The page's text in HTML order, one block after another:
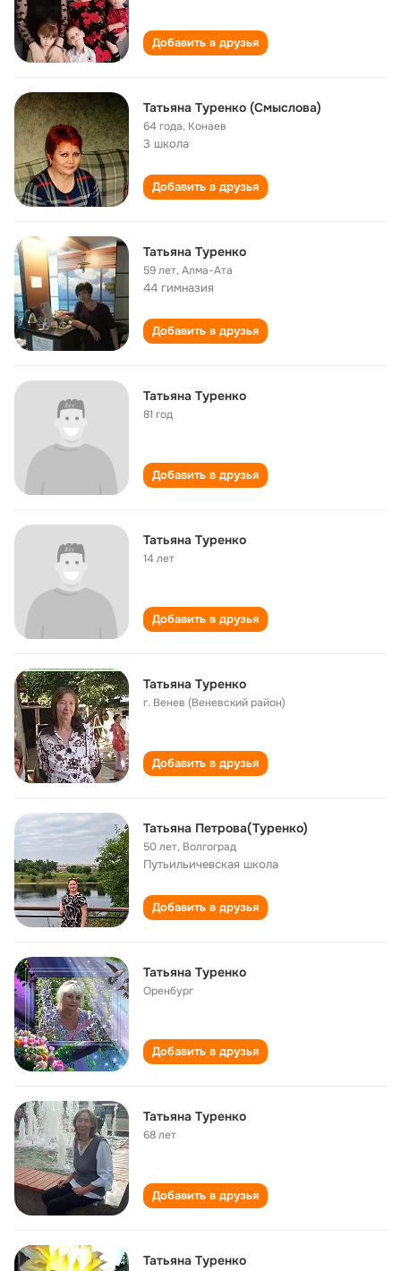
Добавить в друзья
Татьяна Туренко (Смыслова)
64 года, Конаев
3 школа
Добавить в друзья
Татьяна Туренко
59 лет,Алма-Ата
44 гимназия
Добавить в друзья
Татьяна Туренко
81 год
Добавить в друзья
Татьяна Туренко
14 лет
Добавить в друзья
Татьяна Туренко
г. Венев (Веневский район)
Добавить в друзья
Татьяна Петрова(Туренко)
50 лет, Волгоград
Путьильичевская школа
Добавить в друзья
Татьяна Туренко
Оренбург
Добавить в друзья
Татьяна Туренко
68 лет
Добавить в друзья
Татьяна Туренко